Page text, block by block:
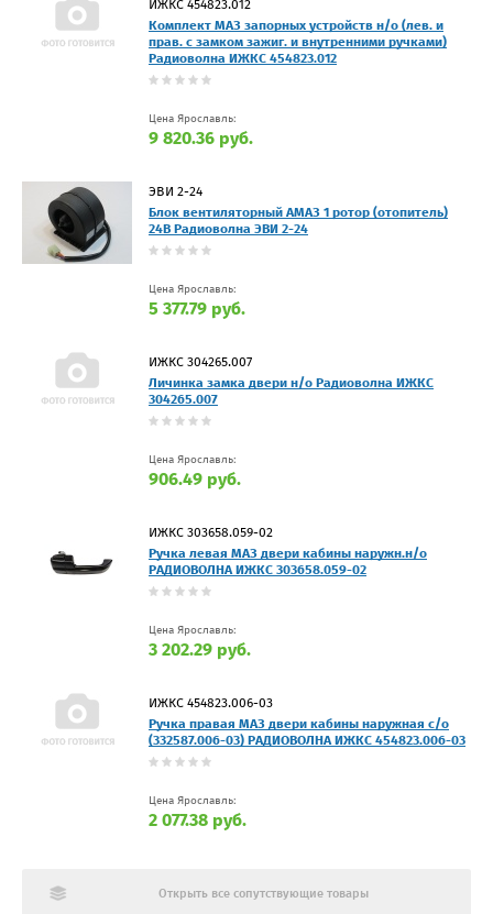
ИЖКС 454823.012
Комплект МАЗ запорных устройств н/о (лев. и
прав. с замком зажиг. и внутренними ручками)
Радиоволна ИЖКС 454823.012
Цена Ярославль:
9 820.36 руб.
ЭВИ 2-24
Блок вентиляторный АМАЗ 1 ротор (отопитель)
24В Радиоволна ЭВИ 2-24
Цена Ярославль:
5 377.79 руб.
ИЖКС 304265.007
Личинка замка двери н/о Радиоволна ИЖКС
304265.007
Цена Ярославль:
906.49 руб.
ИЖКС 303658.059-02
Ручка левая МАЗ двери кабины наружн.н/о
РАДИОВОЛНА ИЖКС 303658.059-02
Цена Ярославль:
3 202.29 руб.
ИЖКС 454823.006-03
Ручка правая МАЗ двери кабины наружная с/о
(332587.006-03) РАДИОВОЛНА ИЖКС 454823.006-03
Цена Ярославль:
2 077.38 руб.
Открыть все сопутствующие товары